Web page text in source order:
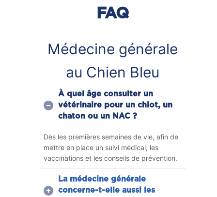
FAQ
Médecine générale
au Chien Bleu
À quel âge consulter un
vétérinaire pour un chiot, un
chaton ou un NAC ?
Dès les premières semaines de vie, afin de
mettre en place un suivi médical, les
vaccinations et les conseils de prévention.
La médecine générale
concerne-t-elle aussi les